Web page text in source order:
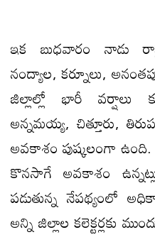
ఇక బుధవారం నాడు
నంద్యాల, కర్నూలు,
జిల్లాల్లో భారీ వర్షాలు
అన్నమయ్య, చిత్తూరు,
అవకాశం పుష్కలంగా
కొనసాగే అవకాశం
పడుతున్న నేపథ్యంలో
అన్ని జిల్లాల కలెక్టర్లకు